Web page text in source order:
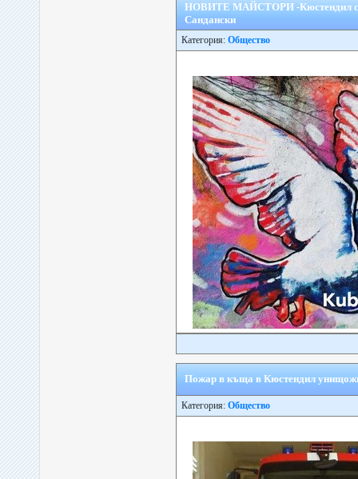
НОВИТЕ МАЙСТОРИ -Кюстендил с
Сандански
Категория: Общество
Пожар в къща в Кюстендил
Категория: Общество